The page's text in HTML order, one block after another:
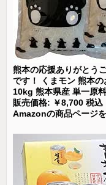
熊本の応援ありがとう
です！ くまモン 熊本
10kg 熊本県産 単一原
販売価格: ￥8,700 税込
Amazonの商品ページ